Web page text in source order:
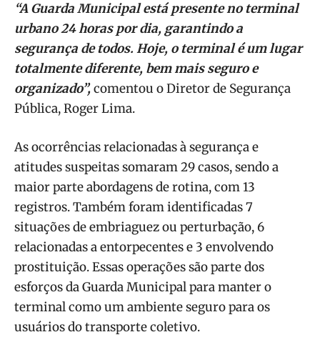
“A Guarda Municipal está presente no terminal
urbano 24 horas por dia, garantindo a
segurança de todos. Hoje, o terminal é um lugar
totalmente diferente, bem mais seguro e
organizado”,comentou o Diretor de Segurança
Pública, Roger Lima.
As ocorrências relacionadas à segurança e
atitudes suspeitas somaram 29 casos, sendo a
maior parte abordagens de rotina, com 13
registros. Também foram identificadas 7
situações de embriaguez ou perturbação, 6
relacionadas a entorpecentes e 3 envolvendo
prostituição. Essas operações são parte dos
esforços da Guarda Municipal para manter o
terminal como um ambiente seguro para os
usuários do transporte coletivo.